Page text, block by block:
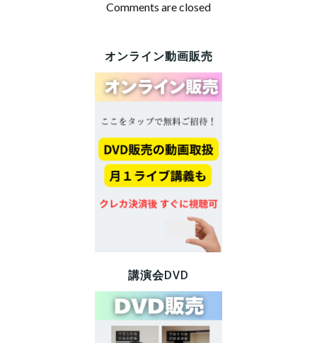
稿
ビ
ゲ
ー
シ
ョ
ン
Comments are closed
オンライン動画販売
講演会DVD